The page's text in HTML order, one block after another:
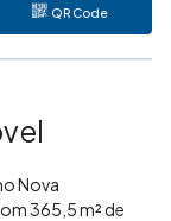
QR Code
Nova
365,5 m² de